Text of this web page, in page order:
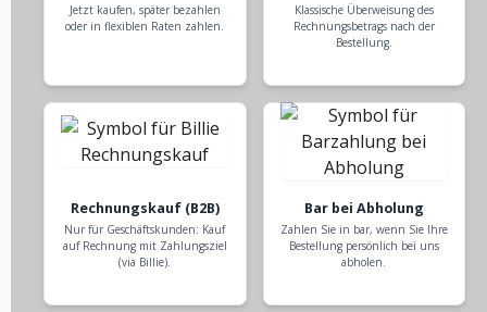
Jetzt kaufen, später bezahlen
oder in flexiblen Raten zahlen.
Klassische Überweisung des
Rechnungsbetrags nach der
Bestellung.
Rechnungskauf (B2B)
Nur für Geschäftskunden: Kauf
auf Rechnung mit Zahlungsziel
(via Billie).
Bar bei Abholung
Zahlen Sie in bar, wenn Sie Ihre
Bestellung persönlich bei uns
abholen.